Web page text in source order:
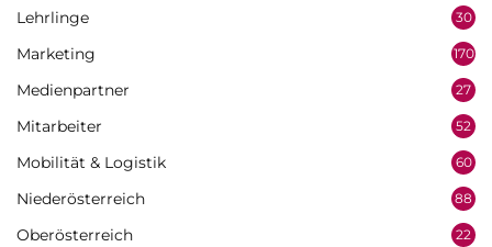
Lehrlinge 30
Marketing 170
Medienpartner 27
Mitarbeiter 52
Mobilität & Logistik 60
Niederösterreich 88
Oberösterreich 22